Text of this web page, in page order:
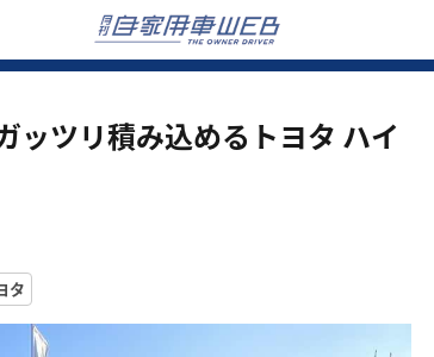
ッツリ積み込めるトヨタ ハイ
タ